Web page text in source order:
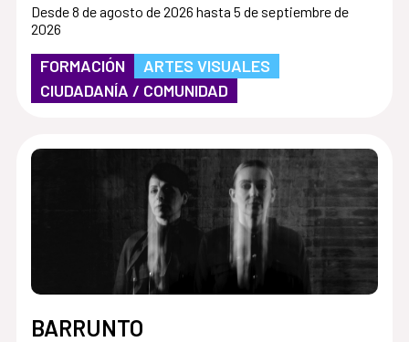
Desde 8 de agosto de 2026 hasta 5 de septiembre de
2026
FORMACIÓN
ARTES VISUALES
CIUDADANÍA / COMUNIDAD
BARRUNTO